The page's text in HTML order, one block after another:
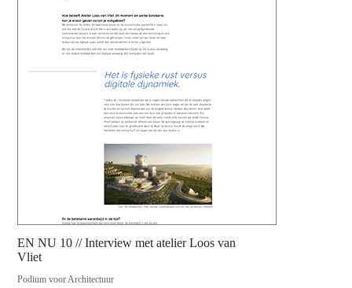
EN NU 10 // Interview met atelier Loos van
Vliet
Podium voor Architectuur